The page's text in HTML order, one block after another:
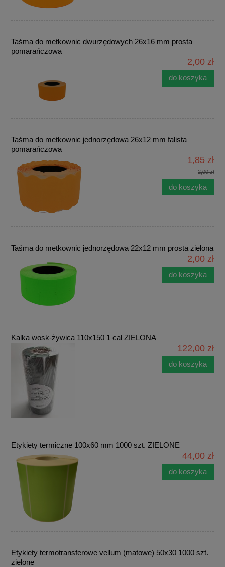
Taśma do metkownic dwurzędowych 26x16 mm prosta
pomarańczowa
2,00 zł
do koszyka
Taśma do metkownic jednorzędowa 26x12 mm falista
pomarańczowa
1,85 zł
2,00 zł
do koszyka
Taśma do metkownic jednorzędowa 22x12 mm prosta zielona
2,00 zł
do koszyka
Kalka wosk-żywica 110x150 1 cal ZIELONA
122,00 zł
do koszyka
Etykiety termiczne 100x60 mm 1000 szt. ZIELONE
44,00 zł
do koszyka
Etykiety termotransferowe vellum (matowe) 50x30 1000 szt.
zielone